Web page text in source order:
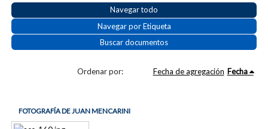
Navegar todo
Navegar por Etiqueta
Buscar documentos
Ordenar por: Fecha de agregación Fecha
FOTOGRAFÍA DE JUAN MENCARINI